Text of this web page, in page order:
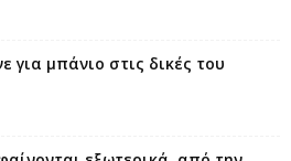
για μπάνιο στις δικές του